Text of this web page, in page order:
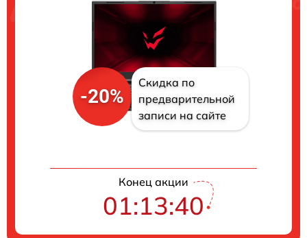
-20%
Скидка по
предварительной
записи на сайте
Конец акции
01:13:40